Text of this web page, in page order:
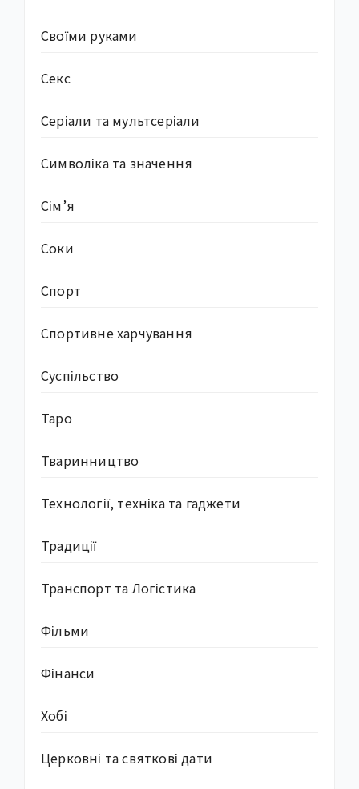
Своїми руками
Секс
Серіали та мультсеріали
Символіка та значення
Сім’я
Соки
Спорт
Спортивне харчування
Суcпільство
Таро
Тваринництво
Технології, техніка та гаджети
Традиції
Транспорт та Логістика
Фільми
Фінанси
Хобі
Церковні та святкові дати